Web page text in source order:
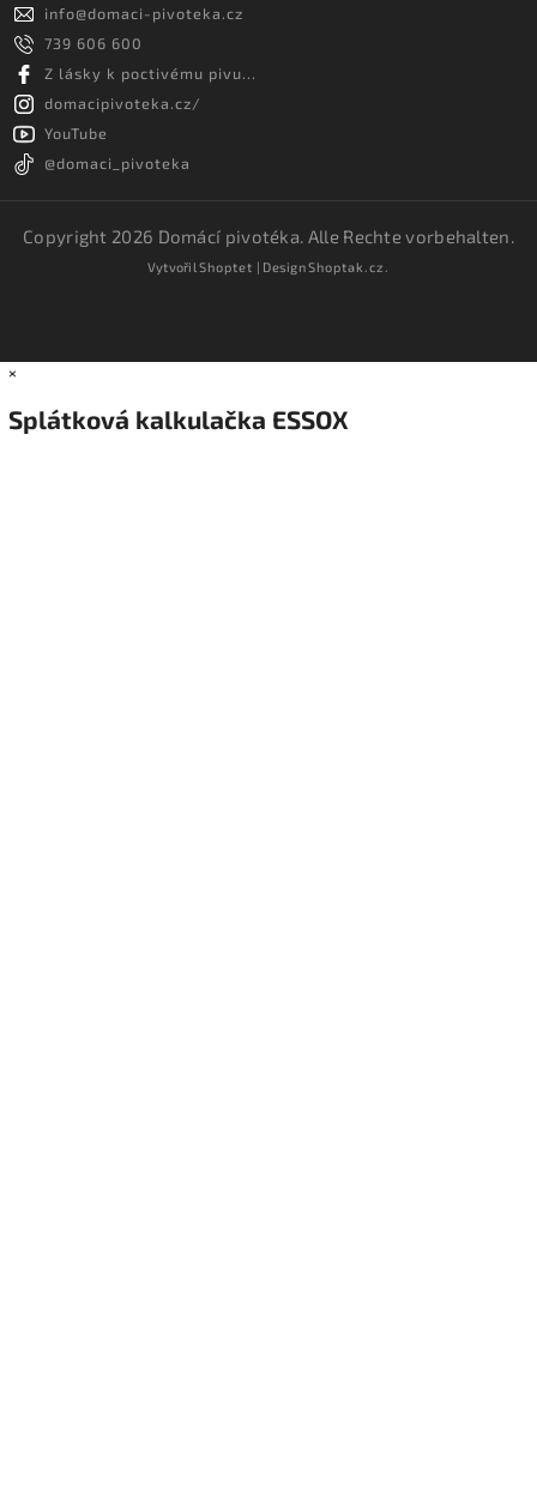
info@domaci-pivoteka.cz
739 606 600
Z lásky k poctivému pivu...
domacipivoteka.cz/
YouTube
@domaci_pivoteka
Copyright 2026 Domácí pivotéka. Alle Rechte vorbehalten.
VytvořilShoptet | DesignShoptak.cz.
×
Splátková kalkulačka ESSOX